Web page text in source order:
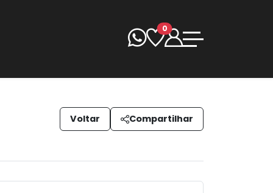
0
Voltar Compartilhar